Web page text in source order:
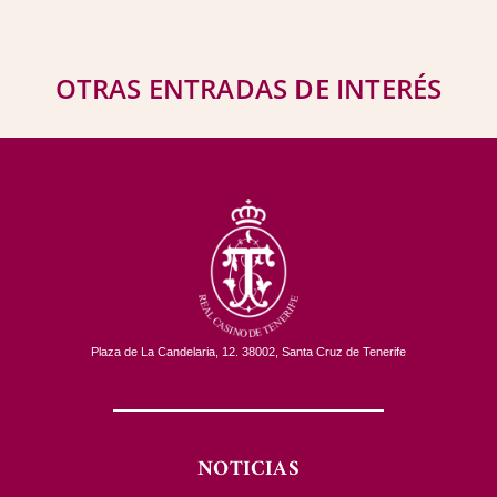
OTRAS ENTRADAS DE INTERÉS
Plaza de La Candelaria, 12. 38002, Santa Cruz de Tenerife
NOTICIAS